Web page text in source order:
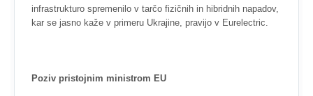
infrastrukturo spremenilo v tarčo fizičnih in hibridnih napadov,
kar se jasno kaže v primeru Ukrajine, pravijo v Eurelectric.
Poziv pristojnim ministrom EU